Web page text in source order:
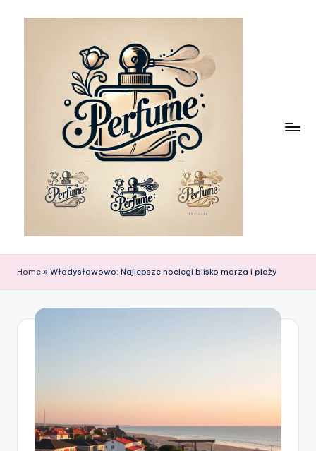
Home » Władysławowo: Najlepsze noclegi blisko morza i plaży